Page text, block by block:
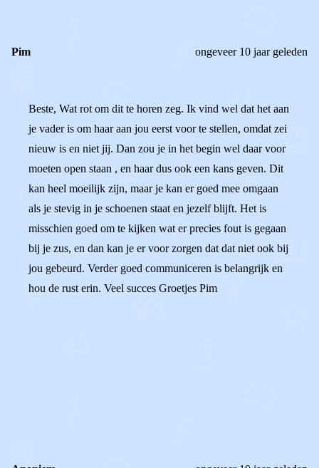
Pim ongeveer 10 jaar geleden
Beste, Wat rot om dit te horen zeg. Ik vind wel dat het aan
je vader is om haar aan jou eerst voor te stellen, omdat zei
nieuw is en niet jij. Dan zou je in het begin wel daar voor
moeten open staan , en haar dus ook een kans geven. Dit
kan heel moeilijk zijn, maar je kan er goed mee omgaan
als je stevig in je schoenen staat en jezelf blijft. Het is
misschien goed om te kijken wat er precies fout is gegaan
bij je zus, en dan kan je er voor zorgen dat dat niet ook bij
jou gebeurd. Verder goed communiceren is belangrijk en
hou de rust erin. Veel succes Groetjes Pim